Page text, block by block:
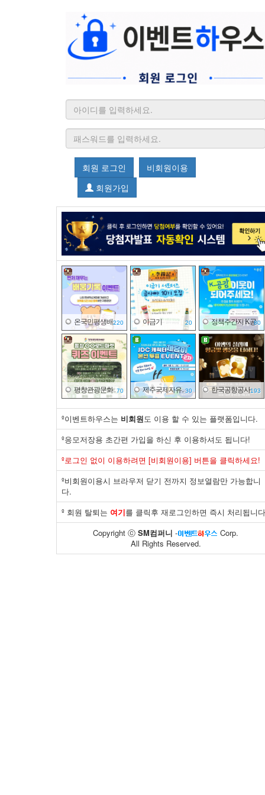
회원 로그인
비회원이용
회원가입
온국민평생배..220 이금기 20 정책주간지 K공..80
평창관광문화..70 제주국제자유..30 한국공항공사193
식품의약품안..140 일산병원 20 한국잡월드 43
º이벤트하우스는 비회원도 이용 할 수 있는 플랫폼입니다.
º응모저장용 초간편 가입을 하신 후 이용하셔도 됩니다!
º로그인 없이 이용하려면 [비회원이용] 버튼을 클릭하세요!
º비회원이용시 브라우저 닫기 전까지 정보열람만 가능합니
다.
º 회원 탈퇴는 여기를 클릭후 재로그인하면 즉시 처리됩니
Copyright ⓒ SM컴퍼니 -
Corp.
All Rights Reserved.